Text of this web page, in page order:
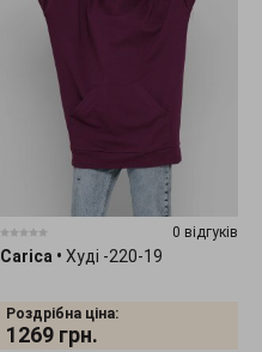
0 відгуків
Carica • Худі -220-19
Роздрібна ціна:
1269 грн.